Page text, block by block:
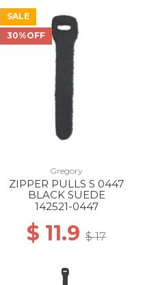
SALE
30%OFF
Gregory
ZIPPER PULLS S 0447
BLACK SUEDE
142521-0447
$ 11.9 $ 17